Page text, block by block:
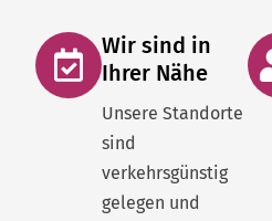
Wir sind in
Ihrer Nähe
Unsere Standorte
sind
verkehrsgünstig
gelegen und